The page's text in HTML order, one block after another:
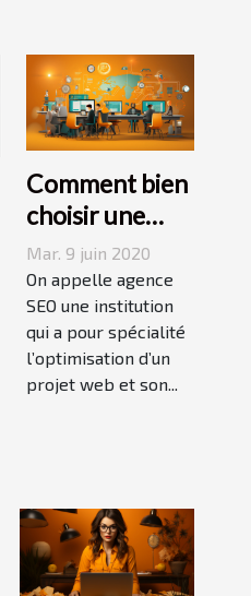
Comment bien
choisir une
agence SEO ?
Mar. 9 juin 2020
On appelle agence
SEO une institution
qui a pour spécialité
l’optimisation d’un
projet web et son...